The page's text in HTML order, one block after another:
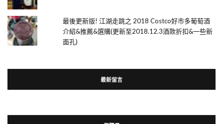
最後更新版! 江湖走跳之 2018 Costco好市多葡萄酒
介紹&推薦&選購(更新至2018.12.3酒款折扣&一些新
面孔)
最新留言